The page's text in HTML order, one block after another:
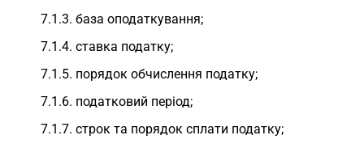
7.1.3. база оподаткування;
7.1.4. ставка податку;
7.1.5. порядок обчислення податку;
7.1.6. податковий період;
7.1.7. строк та порядок сплати податку;